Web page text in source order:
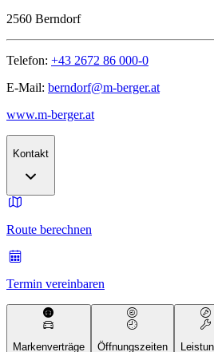
2560 Berndorf
Telefon: +43 2672 86 000-0
E-Mail: berndorf@m-berger.at
www.m-berger.at
Kontakt
Route berechnen
Termin vereinbaren
Markenverträge Öffnungszeiten